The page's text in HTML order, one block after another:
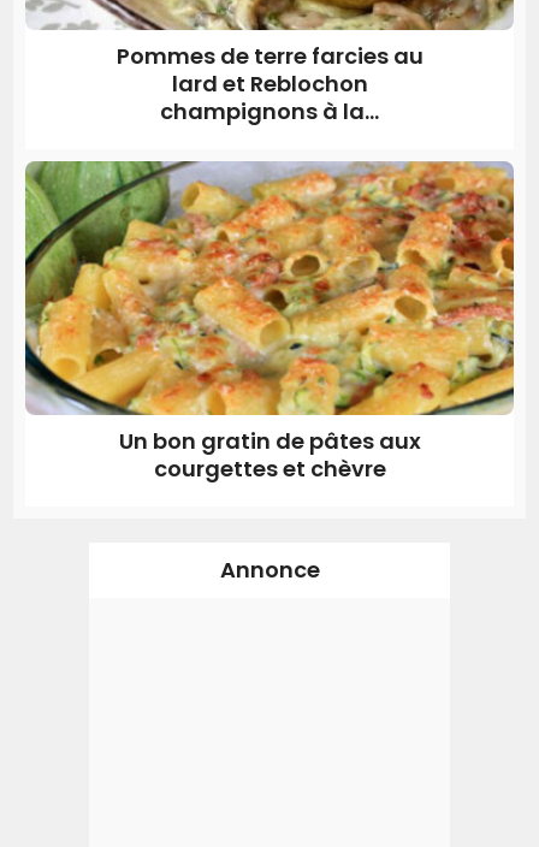
Pommes de terre farcies au
lard et Reblochon
champignons à la...
Un bon gratin de pâtes aux
courgettes et chèvre
Annonce